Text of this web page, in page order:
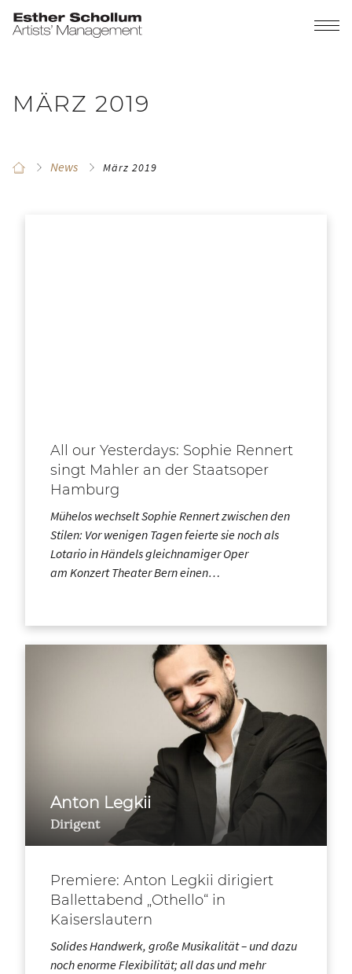
MÄRZ 2019
News März 2019
All our Yesterdays: Sophie Rennert
singt Mahler an der Staatsoper
Hamburg
Mühelos wechselt Sophie Rennert zwischen den
Stilen: Vor wenigen Tagen feierte sie noch als
Lotario in Händels gleichnamiger Oper
am Konzert Theater Bern einen…
Anton Legkii
Dirigent
Premiere: Anton Legkii dirigiert
Ballettabend „Othello“ in
Kaiserslautern
Solides Handwerk, große Musikalität – und dazu
noch enorme Flexibilität; all das und mehr